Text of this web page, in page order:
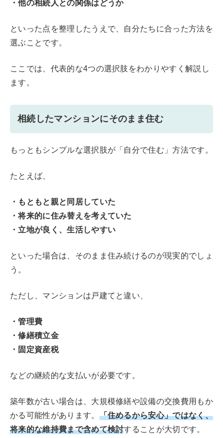
・他の相続人との関係はどうか
といった点を整理したうえで、自分たちに合った方法を
選ぶことです。
ここでは、代表的な4つの選択肢をわかりやすく解説し
ます。
相続したマンションにそのまま住む
もっともシンプルな選択肢が「自分で住む」方法です。
たとえば、
・もともと親と同居していた
・将来的に住み替えを考えていた
・立地が良く、生活しやすい
といった場合は、そのまま住み続けるのが現実的でしょ
う。
ただし、マンションは戸建てと違い、
・管理費
・修繕積立金
・固定資産税
などの継続的な支払いが必要です。
築年数が古い場合は、大規模修繕や設備の交換費用もか
かる可能性があります。 「住めるから安心」ではなく、
将来的な維持費まで含めて検討することが大切です。